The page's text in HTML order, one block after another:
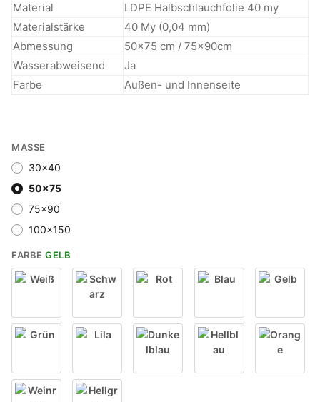
Material
LDPE Halbschlauchfolie 40 my
Materialstärke
40 My (0,04 mm)
Abmessung
50x75 cm / 75x90cm
Wasserabweisend
Ja
Farbe
Außen- und Innenseite
MASSE
30x40
50x75
75x90
100x150
FARBEGELB
Weiß Schwarz Rot Blau Gelb
Grün Lila